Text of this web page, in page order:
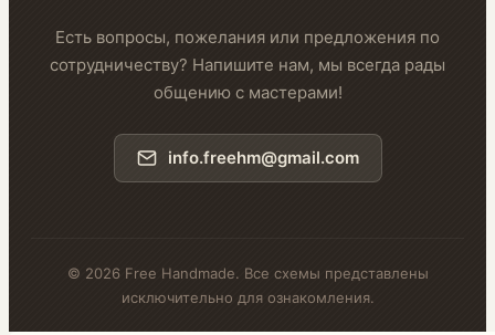
Есть вопросы, пожелания или предложения по
сотрудничеству? Напишите нам, мы всегда рады
общению с мастерами!
info.freehm@gmail.com
© 2026 Free Handmade. Все схемы представлены
исключительно для ознакомления.